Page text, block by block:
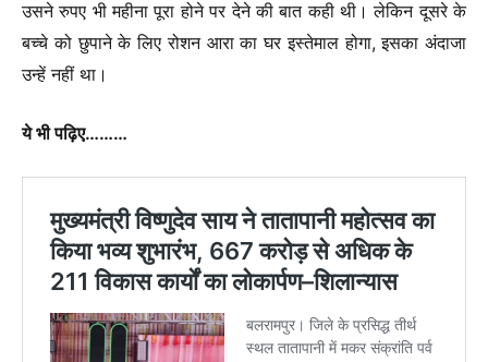
उसने रुपए भी महीना पूरा होने पर देने की बात कही थी। लेकिन दूसरे के
बच्चे को छुपाने के लिए रोशन आरा का घर इस्तेमाल होगा, इसका अंदाजा
उन्हें नहीं था।
ये भी पढ़िए………